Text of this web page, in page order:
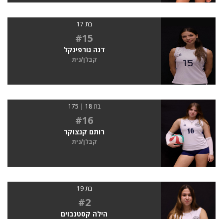
בת 17
#15
דנה גורפינקל
קבלן/נית
בת 18 | 175
#16
רותם קנצוקר
קבלן/נית
בת 19
#2
הילה קסטנבוים